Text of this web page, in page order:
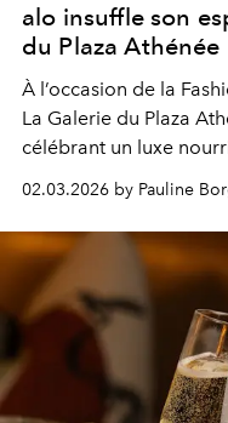
alo insuffle son
du Plaza Athénée
À l’occasion de la
La Galerie du Plaza
célébrant un luxe
02.03.2026 by Pauline